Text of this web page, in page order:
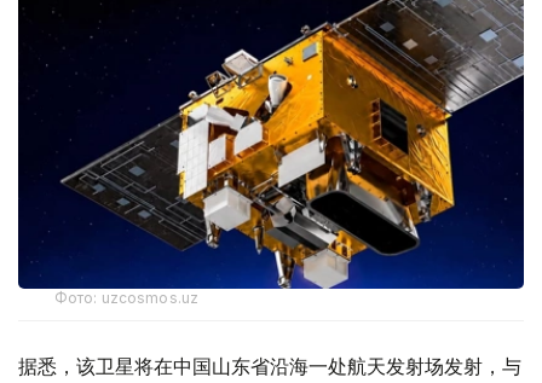
Фото: uzcosmos.uz
据悉，该卫星将在中国山东省沿海一处航天发射场发射，与